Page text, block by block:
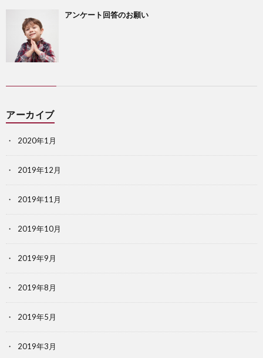
アンケート回答のお願い
アーカイブ
2020年1月
2019年12月
2019年11月
2019年10月
2019年9月
2019年8月
2019年5月
2019年3月